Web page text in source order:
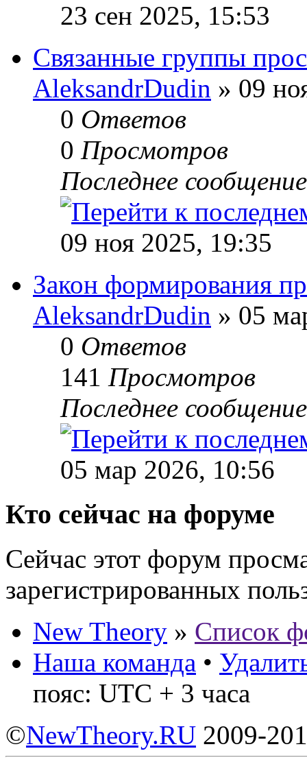
23 сен 2025, 15:53
Связанные группы
AleksandrDudin » 09
0 Ответов
0 Просмотров
Последнее
09 ноя 2025, 19:35
Закон формирования
AleksandrDudin » 05
0 Ответов
141 Просмотров
Последнее
05 мар 2026, 10:56
Кто сейчас на форуме
Сейчас этот форум
зарегистрированных
New Theory » Список
Наша команда •
пояс: UTC + 3 часа
©NewTheory.RU 2009-